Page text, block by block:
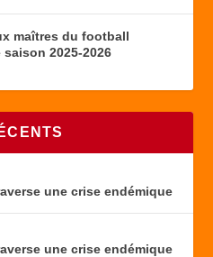
maîtres du football
2025-2026
une crise endémique
une crise endémique